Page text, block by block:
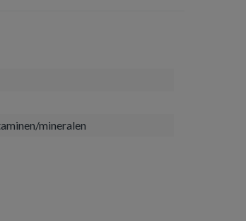
mineralen